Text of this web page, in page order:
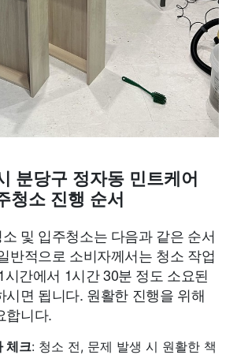
분당구 정자동 민트케어
청소 진행 순서
및 입주청소는 다음과 같은 순서
반적으로 소비자께서는 청소 작업
간에서 1시간 30분 정도 소요된
시면 됩니다. 원활한 진행을 위해
합니다.
체크: 청소 전, 문제 발생 시 원활한 책